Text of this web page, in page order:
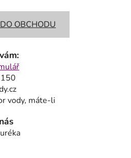
OBCHODU
vody, máte-li